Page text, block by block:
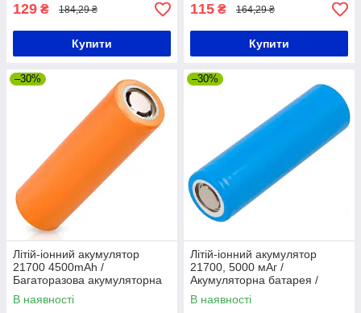
129 ₴ 184,29 ₴
Купити
115 ₴ 164,29 ₴
Купити
–30%
Літій-іонний акумулятор
21700 4500mAh /
Багаторазова акумуляторна
батарея
В наявності
–30%
Літій-іонний акумулятор
21700, 5000 мАг /
Акумуляторна батарея /
Багаторазовий акумулятор
літій-іонний
В наявності